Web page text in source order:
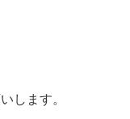
します。